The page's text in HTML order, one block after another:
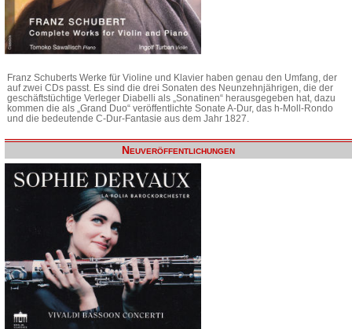
Franz Schuberts Werke für Violine und Klavier haben genau den Umfang, der
auf zwei CDs passt. Es sind die drei Sonaten des Neunzehnjährigen, die der
geschäftstüchtige Verleger Diabelli als „Sonatinen“ herausgegeben hat, dazu
kommen die als „Grand Duo“ veröffentlichte Sonate A-Dur, das h-Moll-Rondo
und die bedeutende C-Dur-Fantasie aus dem Jahr 1827.
Neuveröffentlichungen